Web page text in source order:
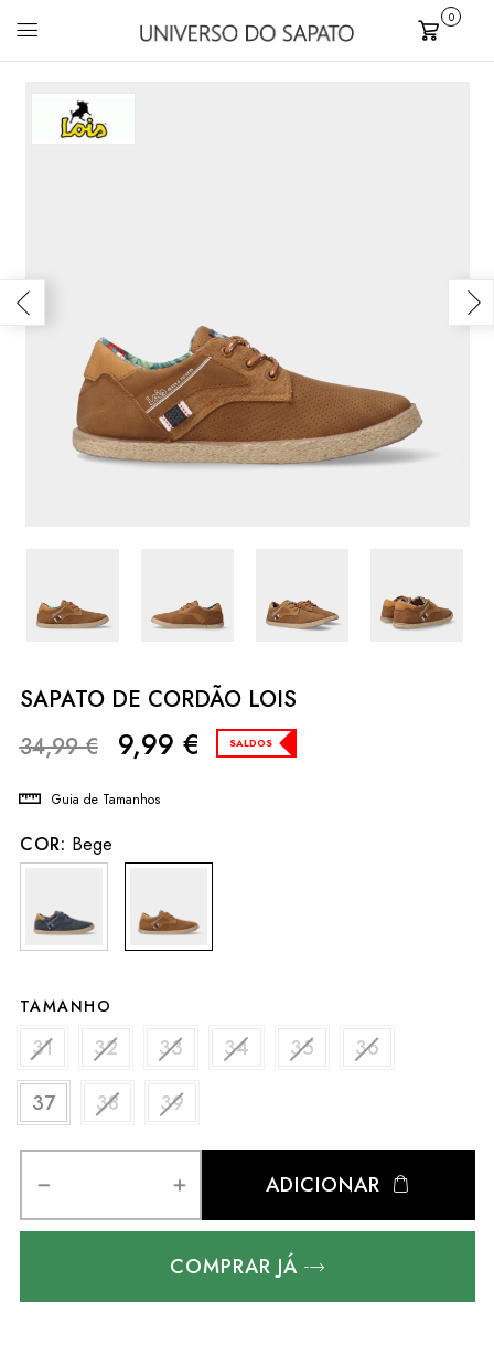
Carrinho
0
SAPATO DE CORDÃO LOIS
34,99€ 9,99 € SALDOS
Guia de Tamanhos
COR: Bege
TAMANHO
31 32 33 34 35
36
37
38 39
ADICIONAR
COMPRAR JÁ